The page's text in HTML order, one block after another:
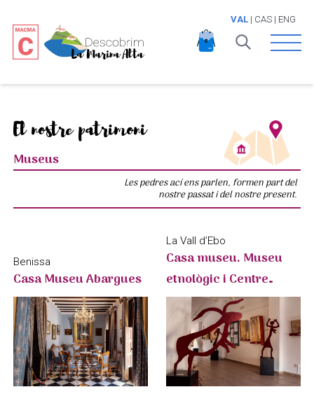
VAL| CAS| ENG
Open
El nostre patrimoni
Museus
Les pedres ací ens parlen, formen part del
nostre passat i del nostre present.
Benissa
Casa Museu Abargues
La Vall d’Ebo
Casa museu. Museu
etnològic i Centre
d’Interpretació d’Art
Rupestre